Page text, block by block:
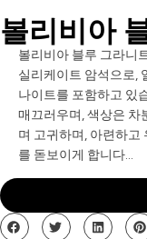
볼리비아
볼리비아 블루 그라니
실리케이트 암석으로,
나이트를 포함하고 있
매끄러우며, 색상은 차
며 고귀하며, 아련하고
를 돋보이게 합니다…